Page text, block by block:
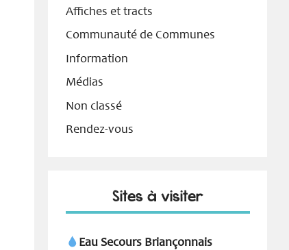
Affiches et tracts
Communauté de Communes
Information
Médias
Non classé
Rendez-vous
Sites à visiter
Eau Secours Briançonnais